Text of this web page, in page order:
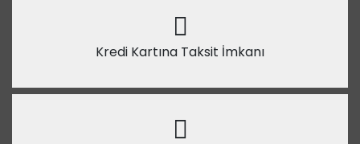
Kredi Kartına Taksit İmkanı